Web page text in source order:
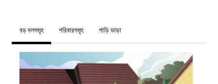
বড় দলসমূহ পরিবারসমূহ গাড়ি ভাড়া